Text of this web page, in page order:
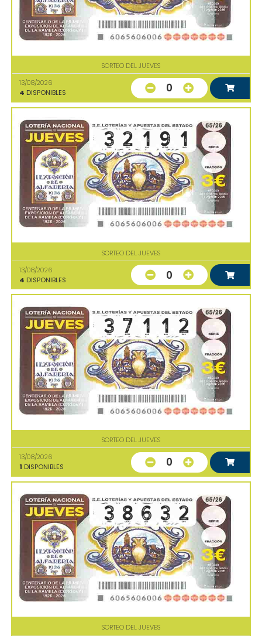
SORTEO DEL JUEVES
13/08/2026
4 DISPONIBLES 0
SORTEO DEL JUEVES
13/08/2026
4 DISPONIBLES 0
SORTEO DEL JUEVES
13/08/2026
1 DISPONIBLES 0
SORTEO DEL JUEVES